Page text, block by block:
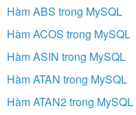
Hàm ABS trong MySQL
Hàm ACOS trong MySQL
Hàm ASIN trong MySQL
Hàm ATAN trong MySQL
Hàm ATAN2 trong MySQL